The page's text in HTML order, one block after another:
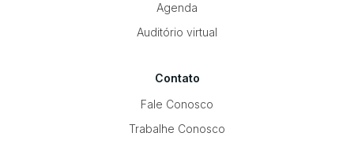
Agenda
Auditório virtual
Contato
Fale Conosco
Trabalhe Conosco